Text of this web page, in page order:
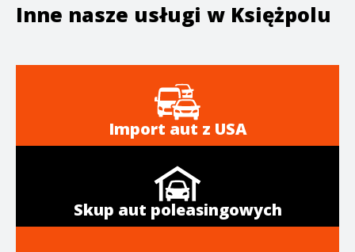
Inne nasze usługi w Księżpolu
Import aut z USA
Skup aut poleasingowych